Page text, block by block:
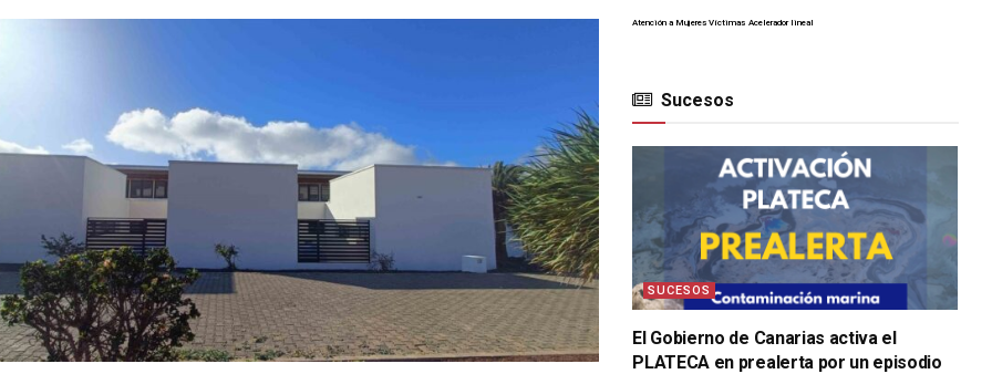
Atención a Mujeres Víctimas Acelerador lineal
Sucesos
SUCESOS
El Gobierno de Canarias activa el
PLATECA en prealerta por un episodio